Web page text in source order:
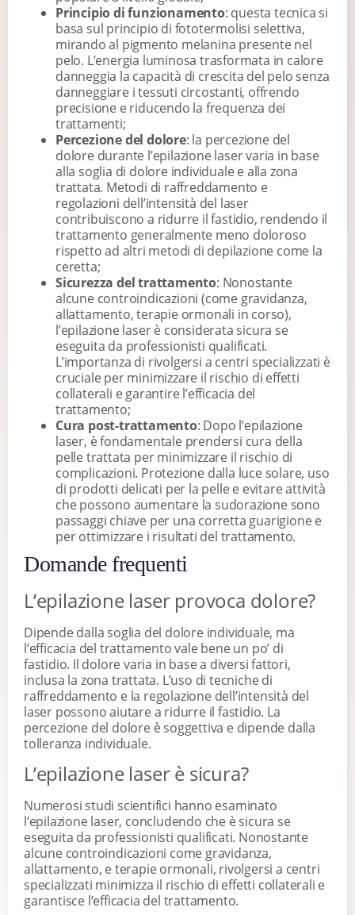
Principio di funzionamento: questa tecnica si
basa sul principio di fototermolisi selettiva,
mirando al pigmento melanina presente nel
pelo. L’energia luminosa trasformata in calore
danneggia la capacità di crescita del pelo senza
danneggiare i tessuti circostanti, offrendo
precisione e riducendo la frequenza dei
trattamenti;
Percezione del dolore: la percezione del
dolore durante l’epilazione laser varia in base
alla soglia di dolore individuale e alla zona
trattata. Metodi di raffreddamento e
regolazioni dell’intensità del laser
contribuiscono a ridurre il fastidio, rendendo il
trattamento generalmente meno doloroso
rispetto ad altri metodi di depilazione come la
ceretta;
Sicurezza del trattamento: Nonostante
alcune controindicazioni (come gravidanza,
allattamento, terapie ormonali in corso),
l’epilazione laser è considerata sicura se
eseguita da professionisti qualificati.
L’importanza di rivolgersi a centri specializzati è
cruciale per minimizzare il rischio di effetti
collaterali e garantire l’efficacia del
trattamento;
Cura post-trattamento: Dopo l’epilazione
laser, è fondamentale prendersi cura della
pelle trattata per minimizzare il rischio di
complicazioni. Protezione dalla luce solare, uso
di prodotti delicati per la pelle e evitare attività
che possono aumentare la sudorazione sono
passaggi chiave per una corretta guarigione e
per ottimizzare i risultati del trattamento.
Domande frequenti
L’epilazione laser provoca dolore?
Dipende dalla soglia del dolore individuale, ma
l’efficacia del trattamento vale bene un po’ di
fastidio. Il dolore varia in base a diversi fattori,
inclusa la zona trattata. L’uso di tecniche di
raffreddamento e la regolazione dell’intensità del
laser possono aiutare a ridurre il fastidio. La
percezione del dolore è soggettiva e dipende dalla
tolleranza individuale.
L’epilazione laser è sicura?
Numerosi studi scientifici hanno esaminato
l’epilazione laser, concludendo che è sicura se
eseguita da professionisti qualificati. Nonostante
alcune controindicazioni come gravidanza,
allattamento, e terapie ormonali, rivolgersi a centri
specializzati minimizza il rischio di effetti collaterali e
garantisce l’efficacia del trattamento.